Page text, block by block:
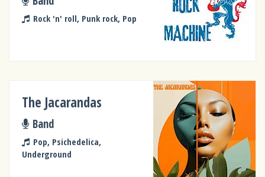
Rock 'n' roll, Punk rock, Pop
The Jacarandas
Band
Pop, Psichedelica,
Underground